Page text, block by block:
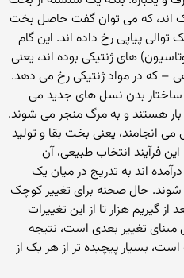
اند، که می توان گفت حاصل بخت
پیاپی رخ داده اند. این گام
های ژنتیکی بوده اند، یعنی
– که در مواد ژنتیکی رخ می دهد.
ساختار بدن نسل های جدید می
بار هستند و به مرگ منجر می شوند.
می انجامند، یعنی بخت بقا و تولید
فرآیند انتخاب طبیعی، آن
اند به تدریج در میان یک
حال صحنه برای تغییر کوچک
گیریم هزار تا از این تغییرات
تغییر بعدی است، نتیجه
بسیار پیچیده تر از هر یک از